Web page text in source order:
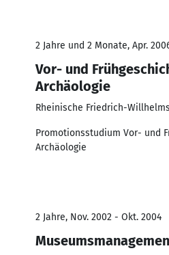
2 Jahre und 2 Monate, Apr.
Vor- und
Archäologie
Rheinische Friedrich-
Promotionsstudium Vor- und
Archäologie
2 Jahre, Nov. 2002 - Okt. 2004